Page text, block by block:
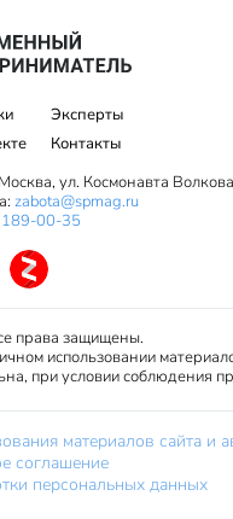
Эксперты
Контакты
ул. Космонавта
zabota@spmag.ru
00-35
права защищены.
использовании
при условии соблюдения
материалов сайта и
соглашение
персональных данных